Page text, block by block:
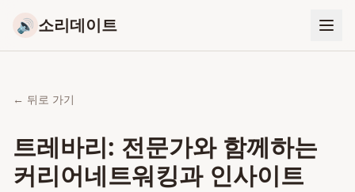
🔊 소리데이트
← 뒤로 가기
트레바리: 전문가와 함께하는
커리어네트워킹과 인사이트